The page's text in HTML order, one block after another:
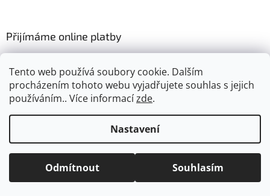
Tento web používá soubory cookie. Dalším
procházením tohoto webu vyjadřujete souhlas s jejich
používáním.. Více informacízde.
Nastavení
Odmítnout Souhlasím
Přijímáme online platby
. Všechna práva vyhrazena.